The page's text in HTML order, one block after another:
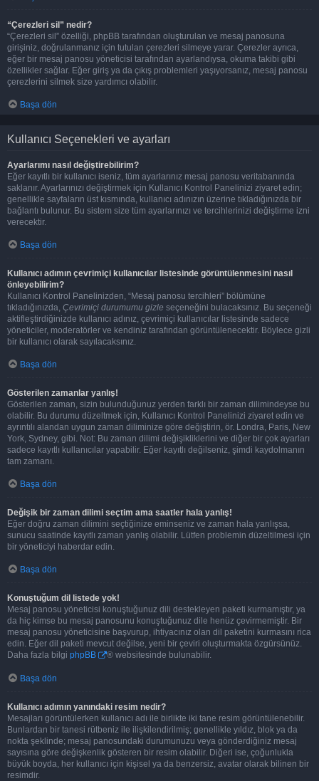
“Çerezleri sil” nedir?
“Çerezleri sil” özelliği, phpBB tarafından oluşturulan ve mesaj panosuna
girişiniz, doğrulanmanız için tutulan çerezleri silmeye yarar. Çerezler ayrıca,
eğer bir mesaj panosu yöneticisi tarafından ayarlandıysa, okuma takibi gibi
özellikler sağlar. Eğer giriş ya da çıkış problemleri yaşıyorsanız, mesaj panosu
çerezlerini silmek size yardımcı olabilir.
Başa dön
Kullanıcı Seçenekleri ve ayarları
Ayarlarımı nasıl değiştirebilirim?
Eğer kayıtlı bir kullanıcı iseniz, tüm ayarlarınız mesaj panosu veritabanında
saklanır. Ayarlarınızı değiştirmek için Kullanıcı Kontrol Panelinizi ziyaret edin;
genellikle sayfaların üst kısmında, kullanıcı adınızın üzerine tıkladığınızda bir
bağlantı bulunur. Bu sistem size tüm ayarlarınızı ve tercihlerinizi değiştirme izni
verecektir.
Başa dön
Kullanıcı adımın çevrimiçi kullanıcılar listesinde görüntülenmesini nasıl
önleyebilirim?
Kullanıcı Kontrol Panelinizden, “Mesaj panosu tercihleri” bölümüne
tıkladığınızda, Çevrimiçi durumumu gizle seçeneğini bulacaksınız. Bu seçeneği
aktifleştirdiğinizde kullanıcı adınız, çevrimiçi kullanıcılar listesinde sadece
yöneticiler, moderatörler ve kendiniz tarafından görüntülenecektir. Böylece gizli
bir kullanıcı olarak sayılacaksınız.
Başa dön
Gösterilen zamanlar yanlış!
Gösterilen zaman, sizin bulunduğunuz yerden farklı bir zaman dilimindeyse bu
olabilir. Bu durumu düzeltmek için, Kullanıcı Kontrol Panelinizi ziyaret edin ve
ayrıntılı alandan uygun zaman diliminize göre değiştirin, ör. Londra, Paris, New
York, Sydney, gibi. Not: Bu zaman dilimi değişikliklerini ve diğer bir çok ayarları
sadece kayıtlı kullanıcılar yapabilir. Eğer kayıtlı değilseniz, şimdi kaydolmanın
tam zamanı.
Başa dön
Değişik bir zaman dilimi seçtim ama saatler hala yanlış!
Eğer doğru zaman dilimini seçtiğinize eminseniz ve zaman hala yanlışsa,
sunucu saatinde kayıtlı zaman yanlış olabilir. Lütfen problemin düzeltilmesi için
bir yöneticiyi haberdar edin.
Başa dön
Konuştuğum dil listede yok!
Mesaj panosu yöneticisi konuştuğunuz dili destekleyen paketi kurmamıştır, ya
da hiç kimse bu mesaj panosunu konuştuğunuz dile henüz çevirmemiştir. Bir
mesaj panosu yöneticisine başvurup, ihtiyacınız olan dil paketini kurmasını rica
edin. Eğer dil paketi mevcut değilse, yeni bir çeviri oluşturmakta özgürsünüz.
Daha fazla bilgi phpBB ® websitesinde bulunabilir.
Başa dön
Kullanıcı adımın yanındaki resim nedir?
Mesajları görüntülerken kullanıcı adı ile birlikte iki tane resim görüntülenebilir.
Bunlardan bir tanesi rütbeniz ile ilişkilendirilmiş; genellikle yıldız, blok ya da
nokta şeklinde; mesaj panosundaki durumunuzu veya gönderdiğiniz mesaj
sayısına göre değişkenlik gösteren bir resim olabilir. Diğeri ise, çoğunlukla
büyük boyda, her kullanıcı için kişisel ya da benzersiz, avatar olarak bilinen bir
resimdir.